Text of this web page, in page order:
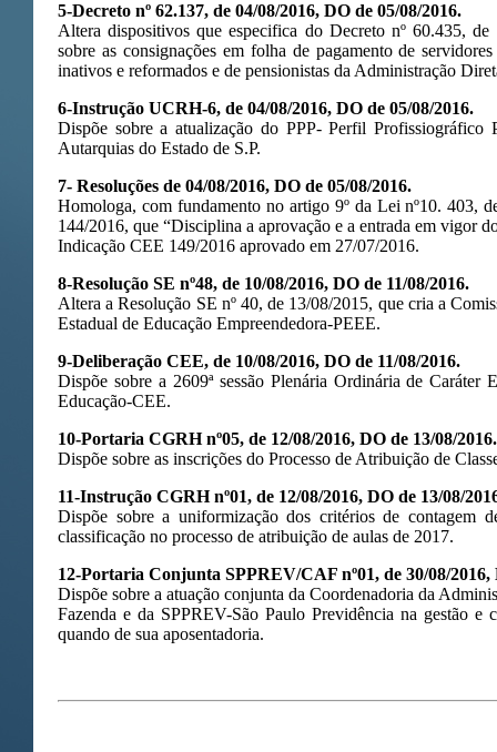
5-Decreto nº 62.137, de 04/08/2016, DO de 05/08/2016.
Altera dispositivos que especifica do Decreto nº 60.435,
sobre as consignações em folha de pagamento de
inativos e reformados e de pensionistas da Administração
6-Instrução UCRH-6, de 04/08/2016, DO de 05/08/2016.
Dispõe sobre a atualização do PPP- Perfil Profissiográfico
Autarquias do Estado de S.P.
7- Resoluções de 04/08/2016, DO de 05/08/2016.
Homologa, com fundamento no artigo 9º da Lei nº10. 403,
144/2016, que “Disciplina a aprovação e a entrada em vigor
Indicação CEE 149/2016 aprovado em 27/07/2016.
8-Resolução SE nº48, de 10/08/2016, DO de 11/08/2016.
Altera a Resolução SE nº 40, de 13/08/2015, que cria a
Estadual de Educação Empreendedora-PEEE.
9-Deliberação CEE, de 10/08/2016, DO de 11/08/2016.
Dispõe sobre a 2609ª sessão Plenária Ordinária de Caráter
Educação-CEE.
10-Portaria CGRH nº05, de 12/08/2016, DO de 13/08/2016.
Dispõe sobre as inscrições do Processo de Atribuição de
11-Instrução CGRH nº01, de 12/08/2016, DO de 13/08/
Dispõe sobre a uniformização dos critérios de contagem
classificação no processo de atribuição de aulas de 2017.
12-Portaria Conjunta SPPREV/CAF nº01, de 30/08/2016,
Dispõe sobre a atuação conjunta da Coordenadoria da
Fazenda e da SPPREV-São Paulo Previdência na gestão e
quando de sua aposentadoria.